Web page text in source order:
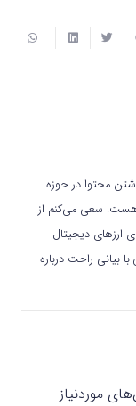
4 سال ترجمه و نوشتن محتوا در حوزه
هست. سعی می‌کنم از
ارزهای دیجیتال
بیانی راحت درباره
موردنیاز